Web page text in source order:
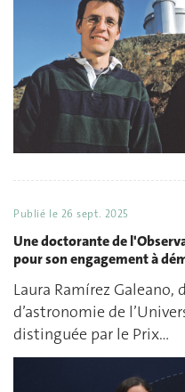
Publié le 26 sept. 2025
Une doctorante de
pour son engagement à
Laura Ramírez
d’astronomie de
distinguée par le Prix…